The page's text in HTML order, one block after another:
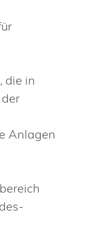
die in
Anlagen